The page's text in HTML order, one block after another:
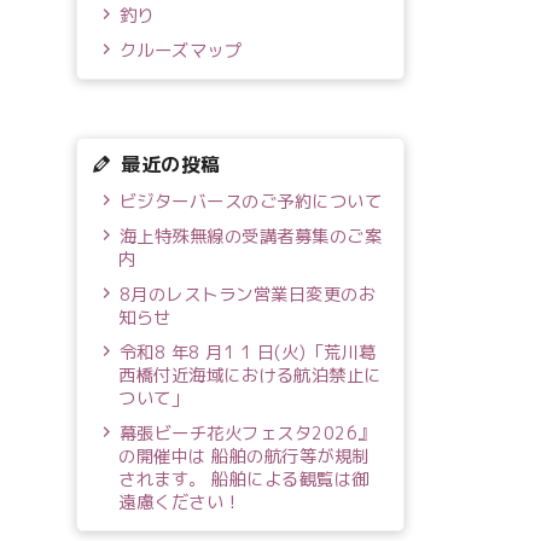
釣り
クルーズマップ
最近の投稿
ビジターバースのご予約について
海上特殊無線の受講者募集のご案
内
8月のレストラン営業日変更のお
知らせ
令和8 年8 月1 1 日(火)「荒川葛
西橋付近海域における航泊禁止に
ついて」
幕張ビーチ花火フェスタ2026』
の開催中は 船舶の航行等が規制
されます。 船舶による観覧は御
遠慮ください！